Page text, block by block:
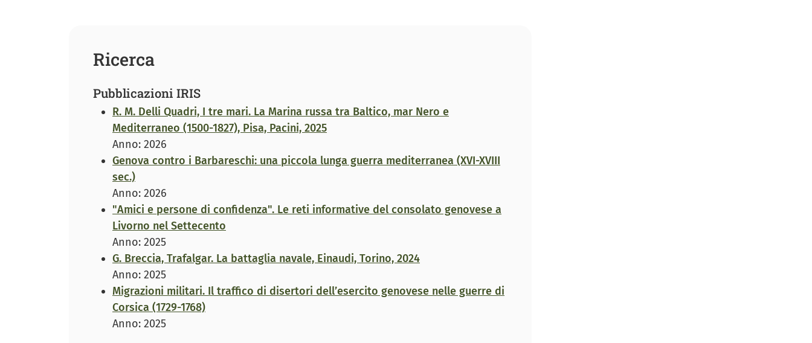
Ricerca
Pubblicazioni IRIS
R. M. Delli Quadri, I tre mari. La Marina russa tra Baltico, mar Nero e
Mediterraneo (1500-1827), Pisa, Pacini, 2025
Anno: 2026
Genova contro i Barbareschi: una piccola lunga guerra mediterranea (XVI-XVIII
sec.)
Anno: 2026
"Amici e persone di confidenza". Le reti informative del consolato genovese a
Livorno nel Settecento
Anno: 2025
G. Breccia, Trafalgar. La battaglia navale, Einaudi, Torino, 2024
Anno: 2025
Migrazioni militari. Il traffico di disertori dell’esercito genovese nelle guerre di
Corsica (1729-1768)
Anno: 2025